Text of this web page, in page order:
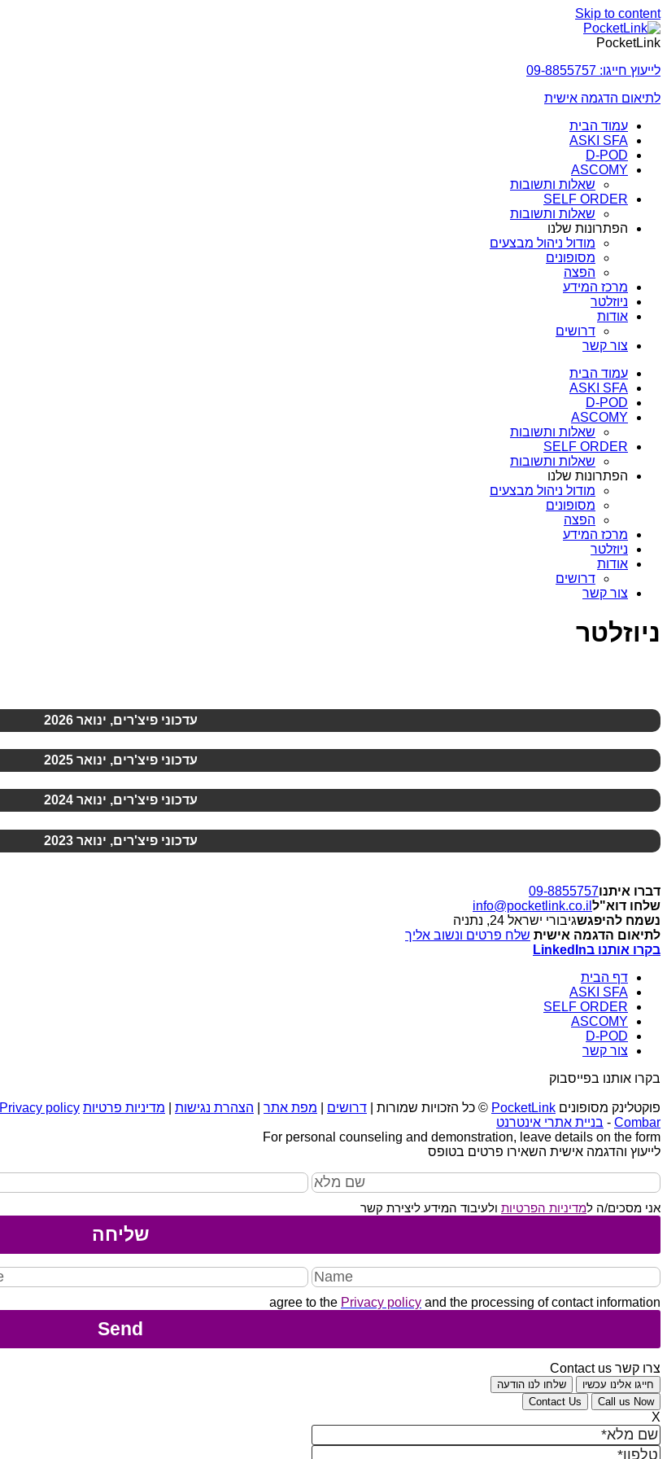
Skip to content
PocketLink
לייעוץ חייגו: 09-8855757
לתיאום הדגמה אישית
עמוד הבית
ASKI SFA
D-POD
ASCOMY
שאלות ותשובות
SELF ORDER
שאלות ותשובות
הפתרונות שלנו
מודול ניהול מבצעים
מסופונים
הפצה
מרכז המידע
ניוזלטר
אודות
דרושים
צור קשר
עמוד הבית
ASKI SFA
D-POD
ASCOMY
שאלות ותשובות
SELF ORDER
שאלות ותשובות
הפתרונות שלנו
מודול ניהול מבצעים
מסופונים
הפצה
מרכז המידע
ניוזלטר
אודות
דרושים
צור קשר
ניוזלטר
עדכוני פיצ'רים, ינואר 2026
עדכוני פיצ'רים, ינואר 2025
עדכוני פיצ'רים, ינואר 2024
עדכוני פיצ'רים, ינואר 2023
דברו איתנו09-8855757
שלחו דוא"ל info@pocketlink.co.il
נשמח להיפגשגיבורי ישראל 24, נתניה
לתיאום הדגמה אישית שלח פרטים ונשוב אליך
בקרו אותנו בLinkedIn
דף הבית
ASKI SFA
SELF ORDER
ASCOMY
D-POD
צור קשר
בקרו אותנו בפייסבוק
פוקטלינק מסופונים PocketLink © כל הזכויות שמורות | דרושים מפת אתר הצהרת נגישות מדיניות פרטיות Privacy policy
Combar
- בניית אתרי אינטרנט
For personal counseling and demonstration, leave details on the form
לייעוץ והדגמה אישית השאירו פרטים בטופס
אני מסכים/ה למדיניות הפרטיות ולעיבוד המידע ליצירת קשר
agree to the Privacy policy and the processing of contact information
צרו קשר Contact us
חייגו אלינו עכשיו
שלחו לנו הודעה
Call us Now
Contact Us
X